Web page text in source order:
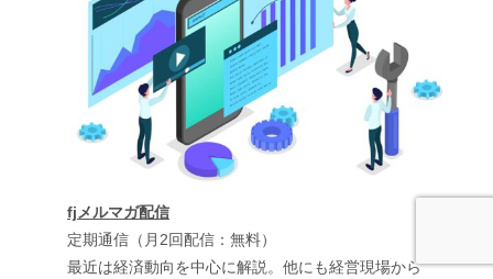
fjメルマガ配信
定期通信（月2回配信：無料）
最近は経済動向を中心に解説。他にも経営現場から